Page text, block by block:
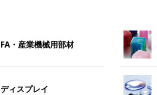
FA・産業機械用部材
ディスプレイ